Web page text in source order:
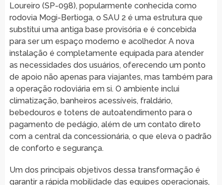
Loureiro (SP-098), popularmente conhecida como
rodovia Mogi-Bertioga, o SAU 2 é uma estrutura que
substitui uma antiga base provisória e é concebida
para ser um espaço moderno e acolhedor. A nova
instalação é completamente equipada para atender
as necessidades dos usuários, oferecendo um ponto
de apoio não apenas para viajantes, mas também para
a operação rodoviária em si. O ambiente inclui
climatização, banheiros acessíveis, fraldário,
bebedouros e totens de autoatendimento para o
pagamento de pedágio, além de um contato direto
com a central da concessionária, o que eleva o padrão
de conforto e segurança.
Um dos principais objetivos dessa transformação é
garantir a rápida mobilidade das equipes operacionais,